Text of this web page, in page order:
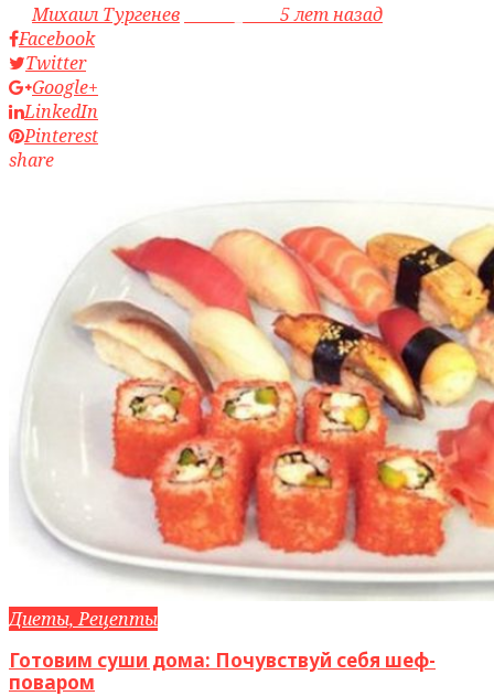
byМихаил Тургенев
5 лет назад
Facebook
Twitter
Google+
LinkedIn
Pinterest
share
Диеты, Рецепты
Готовим суши дома: Почувствуй себя шеф-
поваром